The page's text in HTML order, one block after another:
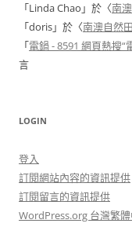
「Linda Chao 」於〈南
「doris」於〈南澳自然
「電鍋 - 8591 網頁熱搜“
言
LOGIN
登入
訂閱網站內容的資訊提供
訂閱留言的資訊提供
WordPress.org 台灣繁